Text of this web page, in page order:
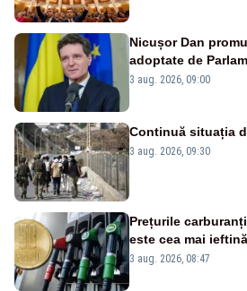
Nicușor Dan
adoptate de
urbanismului,
3 aug. 2026, 09:00
Continuă situația
3 aug. 2026, 09:30
Prețurile
este cea mai
3 aug. 2026, 08:47